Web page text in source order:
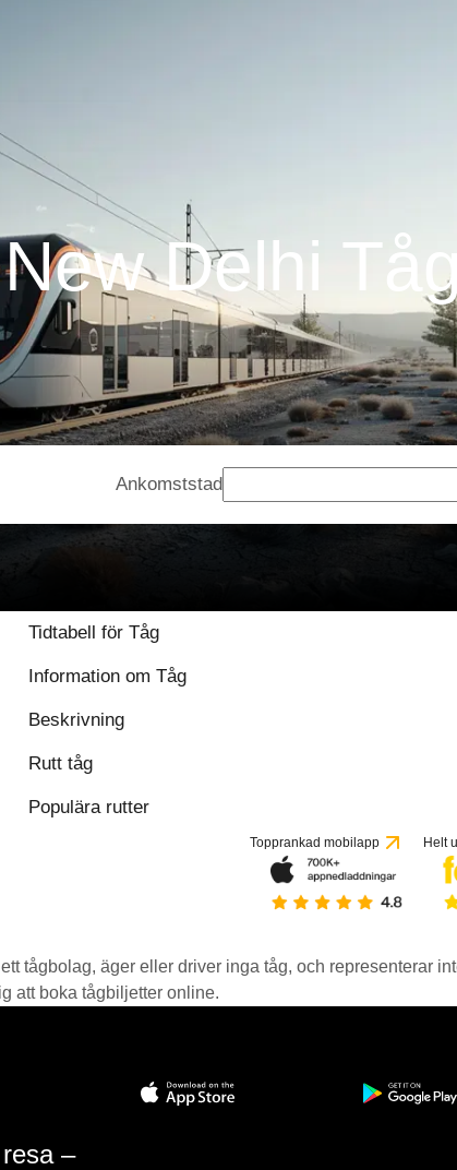
Delhi
Ankomststad
Tidtabell för Tåg
Information om Tåg
Beskrivning
Rutt tåg
Populära rutter
Topprankad mobilapp Helt
tågbolag, äger eller driver inga tåg, och representerar
att boka tågbiljetter online.
–